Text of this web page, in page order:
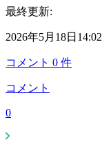
最終更新:
2026年5月18日14:02
コメント 0 件
コメント
0